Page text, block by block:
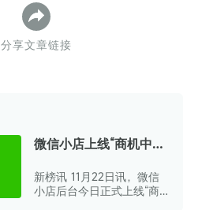
分享文章链接
微信小店上线“商机中
据
新榜讯 11月22日讯，微信
小店后台今日正式上线“商